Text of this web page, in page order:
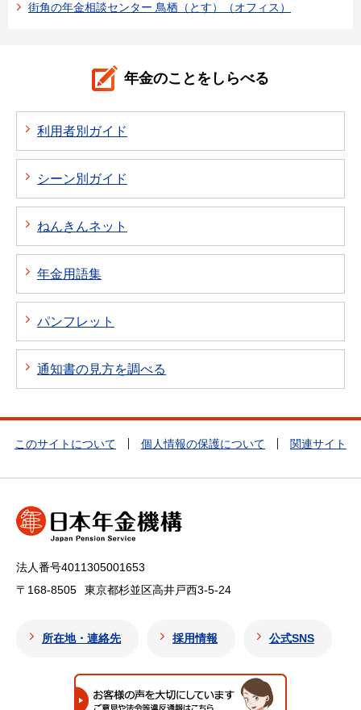
街角の年金相談センター 鳥栖（とす）（オフィス）
年金のことをしらべる
利用者別ガイド
シーン別ガイド
ねんきんネット
年金用語集
パンフレット
通知書の見方を調べる
このサイトについて 個人情報の保護について 関連サイト
法人番号4011305001653
〒168-8505
東京都杉並区高井戸西3-5-24
所在地・連絡先 採用情報 公式SNS